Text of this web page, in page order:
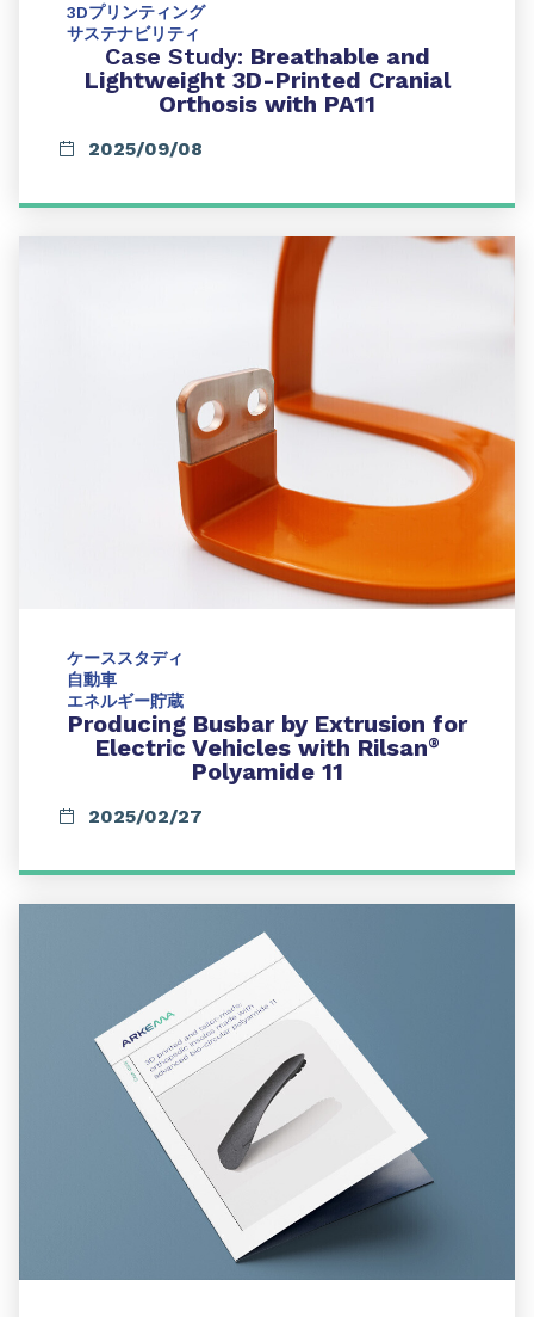
3Dプリンティング
サステナビリティ
Case Study: Breathable and
Lightweight 3D-Printed Cranial
Orthosis with PA11
2025/09/08
ケーススタディ
自動車
エネルギー貯蔵
Producing Busbar by Extrusion for
Electric Vehicles with Rilsan®
Polyamide 11
2025/02/27